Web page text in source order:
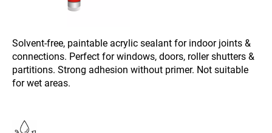
Solvent-free, paintable acrylic sealant for indoor joints &
connections. Perfect for windows, doors, roller shutters &
partitions. Strong adhesion without primer. Not suitable
for wet areas.